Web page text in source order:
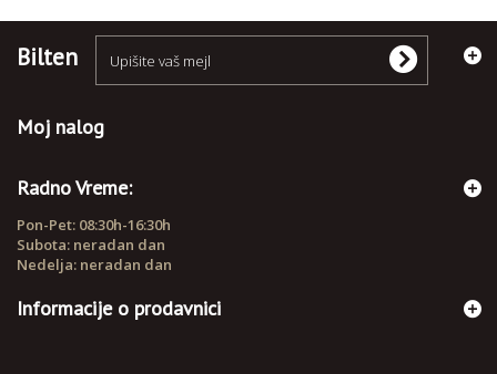
Bilten
Moj nalog
Radno Vreme:
Pon-Pet: 08:30h-16:30h
Subota: neradan dan
Nedelja: neradan dan
Informacije o prodavnici